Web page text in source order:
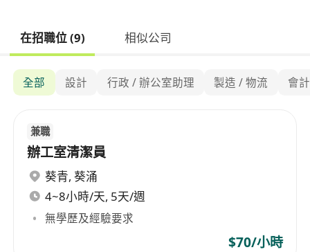
在招職位 (9) 相似公司
全部 設計 行政 / 辦公室助理 製造 / 物流 會計
兼職
辦工室清潔員
葵青, 葵涌
4~8小時/天, 5天/週
無學歷及經驗要求
$70/小時